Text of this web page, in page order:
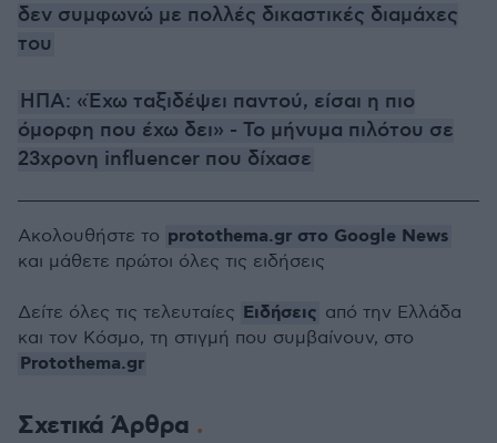
δεν συμφωνώ με πολλές δικαστικές διαμάχες
του
ΗΠΑ: «Έχω ταξιδέψει παντού, είσαι η πιο
όμορφη που έχω δει» - Το μήνυμα πιλότου σε
23χρονη influencer που δίχασε
Σχετικά Άρθρα
Ακολουθήστε το protothema.gr στο Google News
και μάθετε πρώτοι όλες τις ειδήσεις
Δείτε όλες τις τελευταίες Ειδήσεις από την Ελλάδα
και τον Κόσμο, τη στιγμή που συμβαίνουν, στο
Protothema.gr